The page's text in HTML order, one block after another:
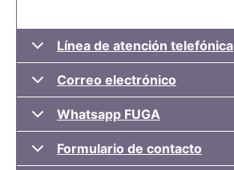
Línea de atención telefónica
Correo electrónico
Whatsapp FUGA
Formulario de contacto